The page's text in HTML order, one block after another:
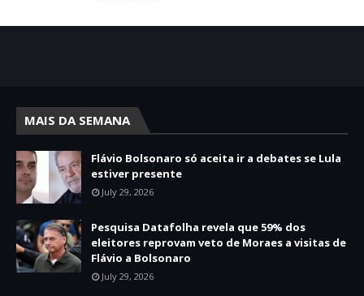
MAIS DA SEMANA
Flávio Bolsonaro só aceita ir a debates se Lula
estiver presente
July 29, 2026
Pesquisa Datafolha revela que 59% dos
eleitores reprovam veto de Moraes a visitas de
Flávio a Bolsonaro
July 29, 2026